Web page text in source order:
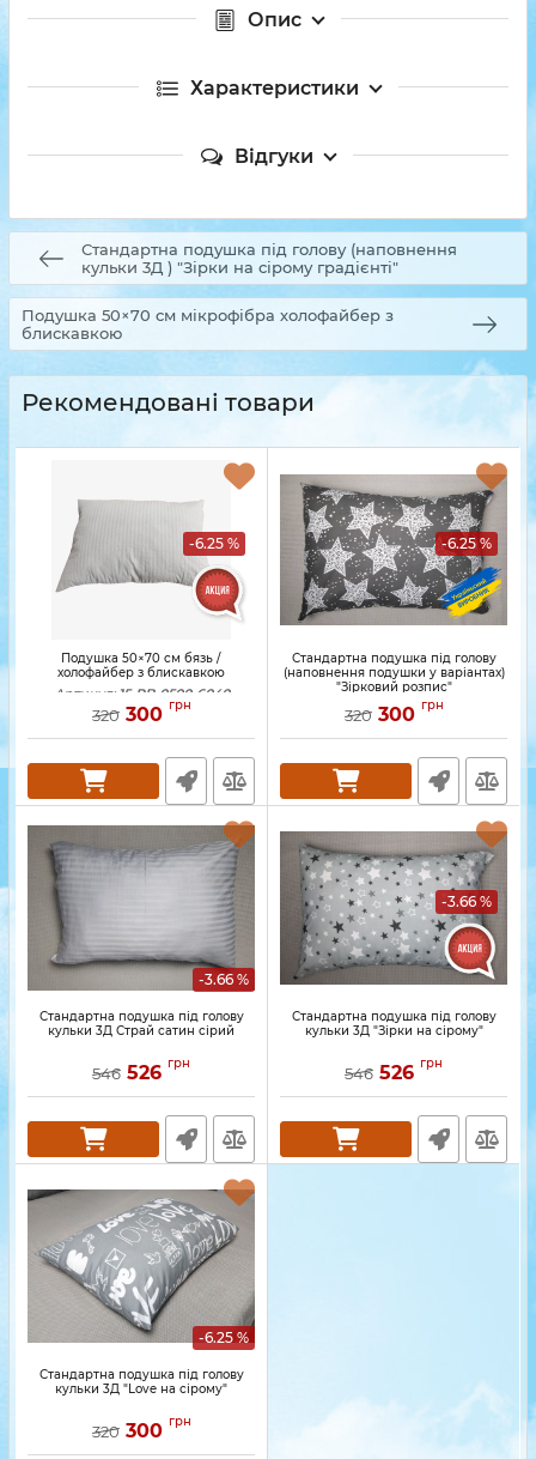
Опис
Характеристики
Відгуки
Стандартна подушка під голову (наповнення
кульки 3Д ) "Зірки на сірому градієнті"
Подушка 50×70 см мікрофібра холофайбер з
блискавкою
Рекомендовані товари
-6.25 %
Подушка 50×70 см бязь /
холофайбер з блискавкою
Артикул: 15-PB-0500-6040
320 300 грн
-6.25 %
Стандартна подушка під голову
(наповнення подушки у варіантах)
"Зірковий розпис"
320 300 грн
-3.66 %
Стандартна подушка під голову
кульки 3Д Страй сатин сірий
546 526 грн
-3.66 %
Стандартна подушка під голову
кульки 3Д "Зірки на сірому"
546 526 грн
-6.25 %
Стандартна подушка під голову
кульки 3Д "Love на сірому"
320 300 грн